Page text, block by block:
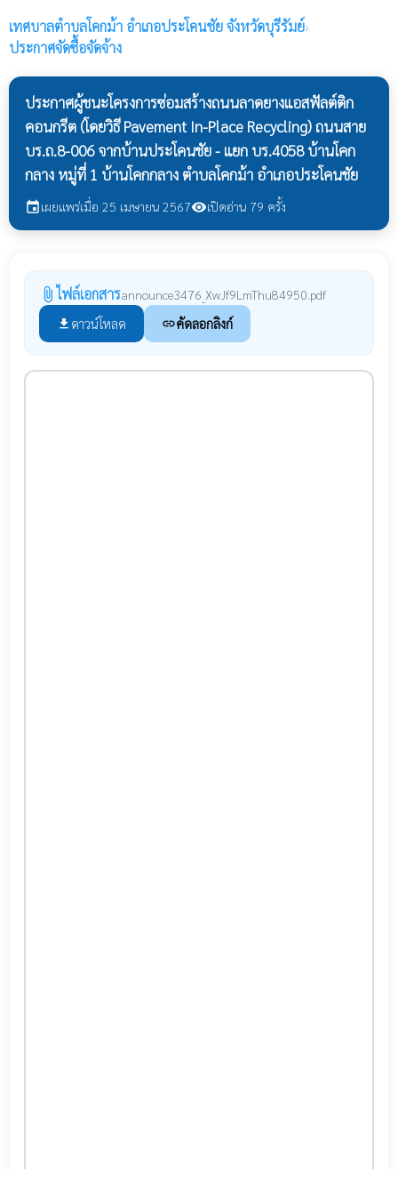
เทศบาลตำบลโคกม้า อำเภอประโคนชัย จังหวัดบุรีรัมย์›
ประกาศจัดซื้อจัดจ้าง
ประกาศผู้ชนะโครงการซ่อมสร้างถนนลาดยางแอสฟัลต์ติก
คอนกรีต (โดยวิธี Pavement In-Place Recycling) ถนนสาย
บร.ถ.8-006 จากบ้านประโคนชัย - แยก บร.4058 บ้านโคก
กลาง หมู่ที่ 1 บ้านโคกกลาง ตำบลโคกม้า อำเภอประโคนชัย
eventเผยแพร่เมื่อ 25 เมษายน 2567visibilityเปิดอ่าน 79 ครั้ง
attach_file ไฟล์เอกสารannounce3476_XwJf9LmThu84950.pdf
file_download ดาวน์โหลด linkคัดลอกลิงก์